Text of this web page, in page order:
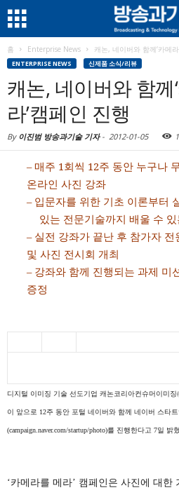
홈 Enterprise News 캐논, 네이버와 함께‘카메
ENTERPRISE NEWS 신제품 소식/리뷰
캐논, 네이버와 함께
라’캠페인 진행
By 이진범 방송과기술 기자- 2012-01-05
–매주 1회씩 12주 동안 누구나
온라인 사진 강좌
– 입문자를 위한 기초 이론부터
있는 전문기술까지 배울 수
– 실전 강좌가 끝난 후 참가자
및 사진 전시회 개최
– 강좌와 함께 진행되는 과제 미
증정
디지털 이미징 기술 선도기업 캐논코리아컨슈머이미징
이 앞으로 12주 동안 포털 네이버와 함께 네이버 스타
(campaign.naver.com/startup/photo)를 진행한다고 7일 밝
‘카메라를 메라’ 캠페인은 사진에 대한